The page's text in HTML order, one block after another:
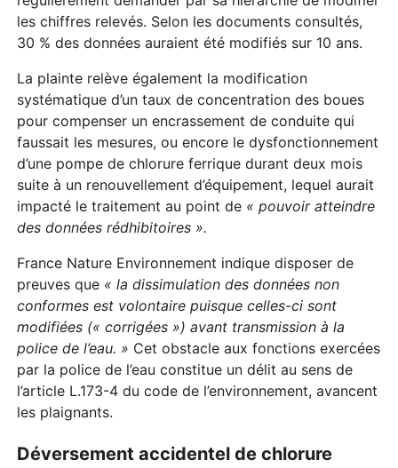
les chiffres relevés. Selon les documents consultés,
30 % des données auraient été modifiés sur 10 ans.
La plainte relève également la modification
systématique d’un taux de concentration des boues
pour compenser un encrassement de conduite qui
faussait les mesures, ou encore le dysfonctionnement
d’une pompe de chlorure ferrique durant deux mois
suite à un renouvellement d’équipement, lequel aurait
impacté le traitement au point de « pouvoir atteindre
des données rédhibitoires ».
France Nature Environnement indique disposer de
preuves que « la dissimulation des données non
conformes est volontaire puisque celles-ci sont
modifiées (« corrigées ») avant transmission à la
police de l’eau. » Cet obstacle aux fonctions exercées
par la police de l’eau constitue un délit au sens de
l’article L.173-4 du code de l’environnement, avancent
les plaignants.
Déversement accidentel de chlorure